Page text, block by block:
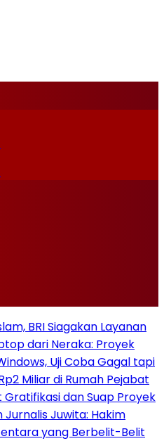
BRI Siagakan Layanan
dari Neraka: Proyek
Uji Coba Gagal tapi
Miliar di Rumah Pejabat
Gratifikasi dan Suap Proyek
Jurnalis Juwita: Hakim
yang Berbelit-Belit